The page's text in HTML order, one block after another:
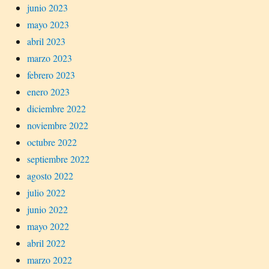
junio 2023
mayo 2023
abril 2023
marzo 2023
febrero 2023
enero 2023
diciembre 2022
noviembre 2022
octubre 2022
septiembre 2022
agosto 2022
julio 2022
junio 2022
mayo 2022
abril 2022
marzo 2022